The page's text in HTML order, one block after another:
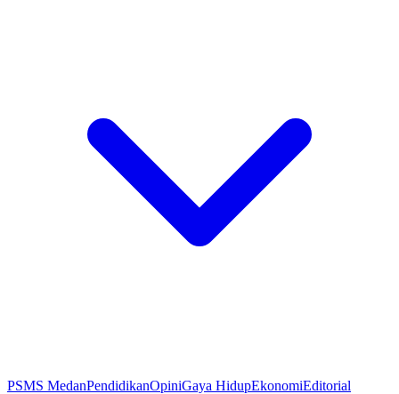
PSMS MedanPendidikanOpiniGaya HidupEkonomiEditorial